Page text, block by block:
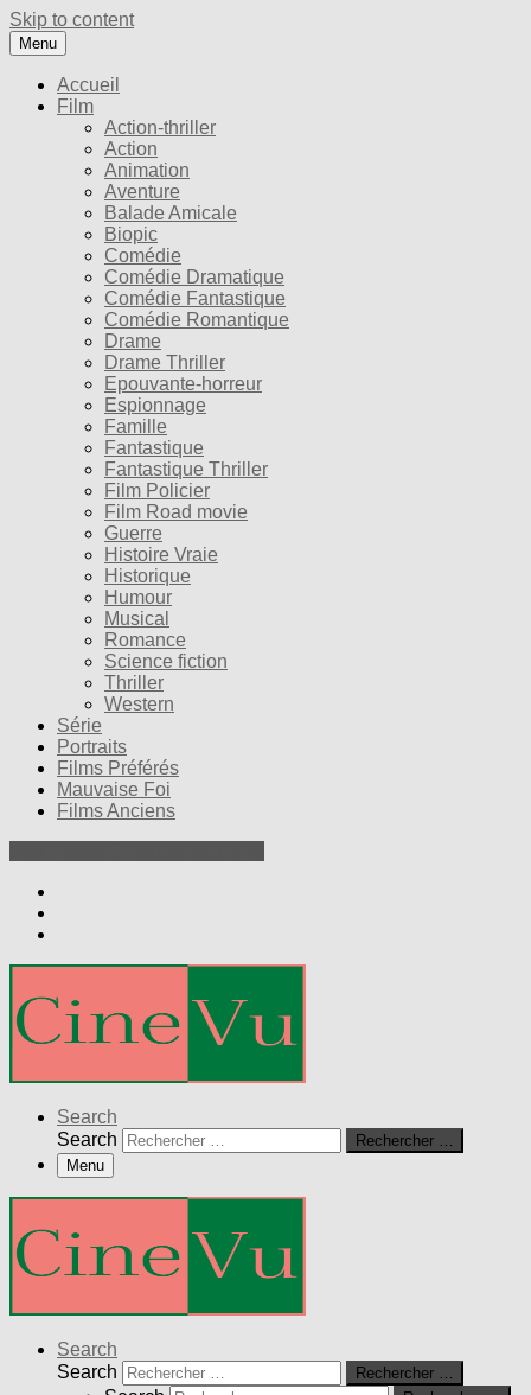
Skip to content
Menu
Accueil
Film
Action-thriller
Action
Animation
Aventure
Balade Amicale
Biopic
Comédie
Comédie Dramatique
Comédie Fantastique
Comédie Romantique
Drame
Drame Thriller
Epouvante-horreur
Espionnage
Famille
Fantastique
Fantastique Thriller
Film Policier
Film Road movie
Guerre
Histoire Vraie
Historique
Humour
Musical
Romance
Science fiction
Thriller
Western
Série
Portraits
Films Préférés
Mauvaise Foi
Films Anciens
Search
Search
Rechercher …
Menu
Search
Search
Rechercher …